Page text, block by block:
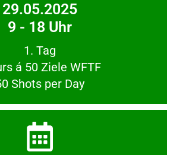
29.05.2025
9 - 18 Uhr
1. Tag
á 50 Ziele WFTF
Shots per Day